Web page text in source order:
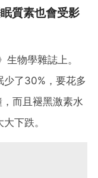
質素也會受影
物學雜誌上。
少了30%，要花多
而且褪黑激素水
下跌。